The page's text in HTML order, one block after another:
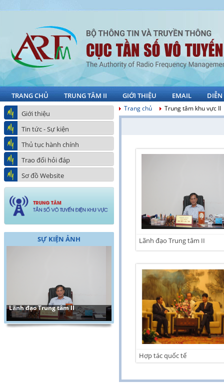
TRANG CHỦ TRUNG TÂM II GIỚI THIỆU EMAIL
Giới thiệu
Tin tức - Sự kiện
Thủ tục hành chính
Trao đổi hỏi đáp
Sơ đồ Website
SỰ KIỆN ẢNH
Lãnh đạo Trung tâm II
Trang chủ Trung tâm khu vực II
Lãnh đạo Trung tâm II
Hợp tác quốc tế